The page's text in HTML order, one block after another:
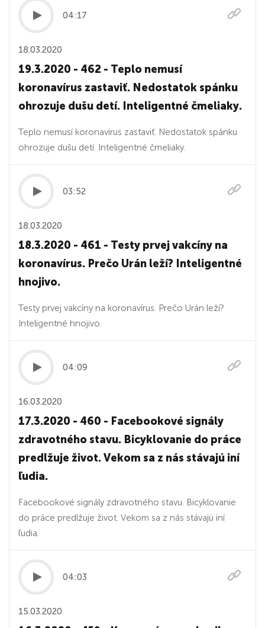
04:17
18.03.2020
19.3.2020 - 462 - Teplo nemusí
koronavírus zastaviť. Nedostatok spánku
ohrozuje dušu detí. Inteligentné čmeliaky.
Teplo nemusí koronavírus zastaviť. Nedostatok spánku
ohrozuje dušu detí. Inteligentné čmeliaky.
03:52
18.03.2020
18.3.2020 - 461 - Testy prvej vakcíny na
koronavírus. Prečo Urán leží? Inteligentné
hnojivo.
Testy prvej vakcíny na koronavírus. Prečo Urán leží?
Inteligentné hnojivo.
04:09
16.03.2020
17.3.2020 - 460 - Facebookové signály
zdravotného stavu. Bicyklovanie do práce
predlžuje život. Vekom sa z nás stávajú iní
ľudia.
Facebookové signály zdravotného stavu. Bicyklovanie
do práce predlžuje život. Vekom sa z nás stávajú iní
ľudia.
04:03
15.03.2020